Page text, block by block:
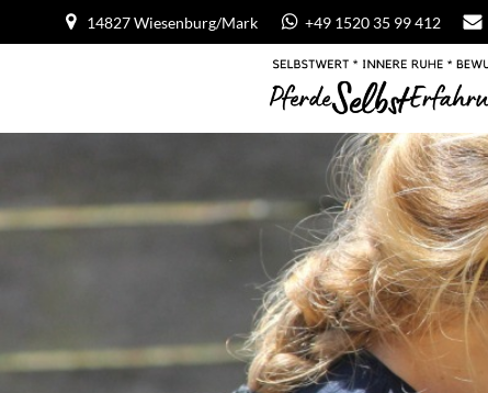
14827 Wiesenburg/Mark +49 1520 35 99 412